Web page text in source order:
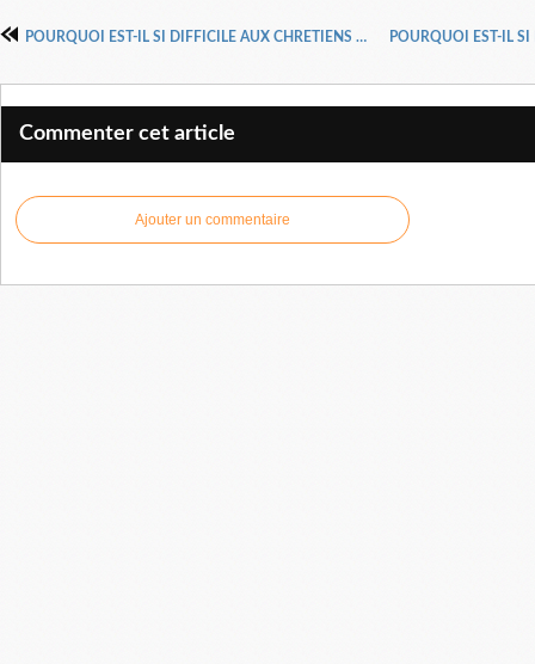
POURQUOI EST-IL SI DIFFICILE AUX CHRETIENS DE PRIER 1 PASTEUR DAVID WILKERSON
Commenter cet article
Ajouter un commentaire